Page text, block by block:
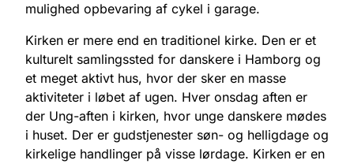
mulighed opbevaring af cykel i garage.
Kirken er mere end en traditionel kirke. Den er et
kulturelt samlingssted for danskere i Hamborg og
et meget aktivt hus, hvor der sker en masse
aktiviteter i løbet af ugen. Hver onsdag aften er
der Ung-aften i kirken, hvor unge danskere mødes
i huset. Der er gudstjenester søn- og helligdage og
kirkelige handlinger på visse lørdage. Kirken er en